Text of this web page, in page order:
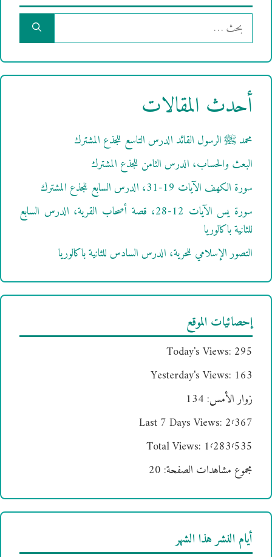
البحث
عن:
أحدث المقالات
محمد ﷺ الرسول القائد الدرس التاسع للجذع المشترك
البعث والحساب، الدرس الثامن للجذع المشترك
سورة الكهف الآيات 19-31، الدرس السابع للجذع المشترك
سورة يس الآيات 12-28، قصة أصحاب القرية، الدرس السابع
للثانية باكالوريا
التصور الإسلامي للحرية، الدرس السادس للثانية باكالوريا
إحصائيات الموقع
Today's Views: 295
Yesterday's Views: 163
زوار الأمس: 134
Last 7 Days Views: 2٬367
Total Views: 1٬283٬535
مجموع مشاهدات الصفحة: 20
أيام النشر هذا الشهر